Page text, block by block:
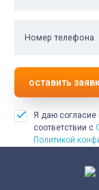
Номер телефона
оставить
Я даю согласие
соответствии с
Политикой